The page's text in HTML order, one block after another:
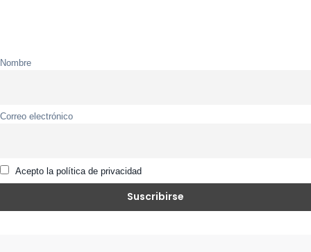
Nombre
Correo electrónico
Acepto la política de privacidad